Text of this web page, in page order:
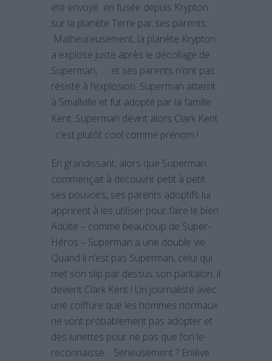
été envoyé en fusée depuis Krypton
sur la planète Terre par ses parents.
Malheureusement, la planète Krypton
a explosé juste après le décollage de
Superman, … et ses parents n’ont pas
résisté à l’explosion. Superman atterrit
à Smallville et fut adopté par la famille
Kent. Superman devint alors Clark Kent
: c’est plutôt cool comme prénom !
En grandissant, alors que Superman
commençait à découvrir petit à petit
ses pouvoirs, ses parents adoptifs lui
apprirent à les utiliser pour faire le bien.
Adulte – comme beaucoup de Super-
Héros – Superman a une double vie…
Quand il n’est pas Superman, celui qui
met son slip par dessus son pantalon, il
devient Clark Kent ! Un journaliste avec
une coiffure que les hommes normaux
ne vont probablement pas adopter et
des lunettes pour ne pas que l’on le
reconnaisse… Sérieusement ? Enlève